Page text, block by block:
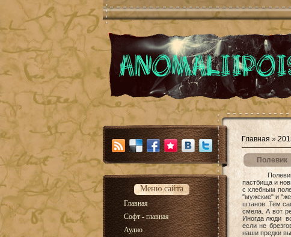
Меню сайта
Главная
Софт - главная
Аудио
Главная »
Полевик
Полевик -
пастбища и
с хлебным
"мужские" и
штанов. Тем
смела. А вот
Иногда люди
если не
наши предки